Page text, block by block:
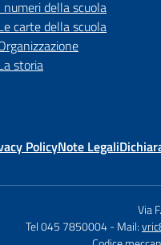
numeri della scuola
carte della scuola
storia
PolicyNote Legali
Via
Tel 045 7850004- Mail: